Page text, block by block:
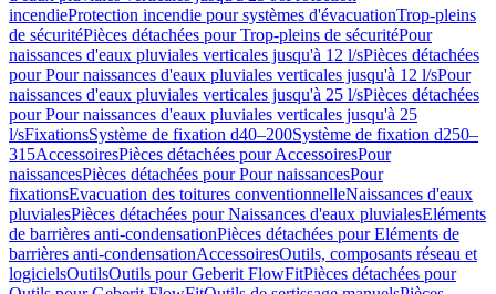
incendieProtection incendie pour systèmes d'évacuationTrop-pleins
de sécuritéPièces détachées pour Trop-pleins de sécuritéPour
naissances d'eaux pluviales verticales jusqu'à 12 l/sPièces détachées
pour Pour naissances d'eaux pluviales verticales jusqu'à 12 l/sPour
naissances d'eaux pluviales verticales jusqu'à 25 l/sPièces détachées
pour Pour naissances d'eaux pluviales verticales jusqu'à 25
l/sFixationsSystème de fixation d40–200Système de fixation d250–
315AccessoiresPièces détachées pour AccessoiresPour
naissancesPièces détachées pour Pour naissancesPour
fixationsEvacuation des toitures conventionnelleNaissances d'eaux
pluvialesPièces détachées pour Naissances d'eaux pluvialesEléments
de barrières anti-condensationPièces détachées pour Eléments de
barrières anti-condensationAccessoiresOutils, composants réseau et
logicielsOutilsOutils pour Geberit FlowFitPièces détachées pour